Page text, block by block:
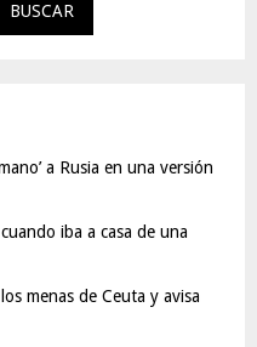
BUSCAR
a Rusia en una versión
iba a casa de una
menas de Ceuta y avisa